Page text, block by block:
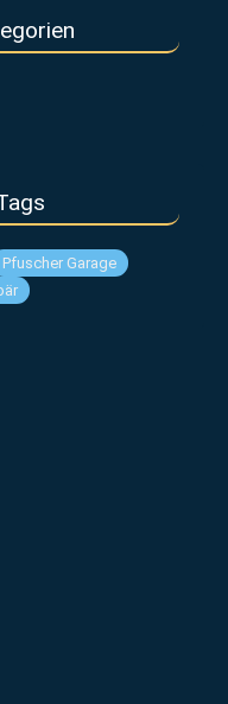
Pfuscher Garage